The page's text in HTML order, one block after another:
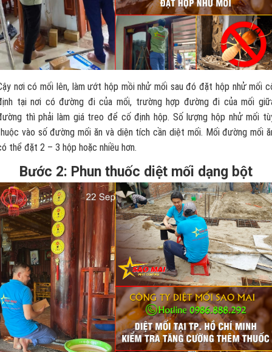
nơi có mối lên, làm ướt hộp mồi nhử mối sau đó đặt hộp nhử mối
tại nơi có đường đi của mối, trường hợp đường đi của mối
thì phải làm giá treo để cố định hộp. Số lượng hộp nhử mối
vào số đường mối ăn và diện tích cần diệt mối. Mối đường mối
thể đặt 2 – 3 hộp hoặc nhiều hơn.
Bước 2: Phun thuốc diệt mối dạng bột